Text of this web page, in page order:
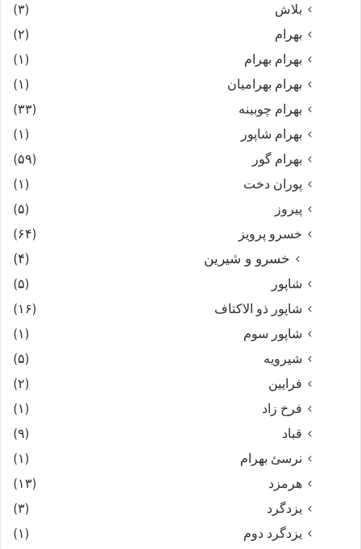
بلاش
(۳)
بهرام
(۲)
بهرام بهرام
(۱)
بهرام بهرامیان‏
(۱)
بهرام چوبینه
(۳۳)
بهرام شاپور
(۱)
بهرام گور
(۵۹)
پوران دخت
(۱)
پیروز
(۵)
خسرو پرویز
(۶۴)
خسرو و شیرین (۴)
شاپور
(۵)
شاپور ذو الاکتاف
(۱۶)
شاپور سوم‏
(۱)
شیرویه
(۵)
فرایین
(۲)
فرخ زاد
(۱)
قباد
(۹)
نرسئ بهرام‏
(۱)
هرمزد
(۱۳)
یزدگرد
(۳)
یزدگرد دوم
(۱)